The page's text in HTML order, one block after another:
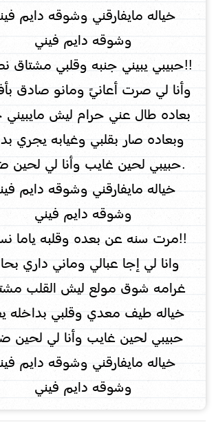
خياله مايفارقني وشوقه دايم
وشوقه دايم فيني
!!حبيبي يبيني جنبه وقلبي مشتاق
وأنا لي صرت أعانيً ومانو صادق
بعاده طال عني حرام ليش مايبيني
وبعاده صار بقلبي وغيابه يجري
.حبيبي لحين غايب وأنا لي لحين
خياله مايفارقني وشوقه دايم
وشوقه دايم فيني
!!مرت سنه عن بعده وقلبه ياما
وانا لي إجا عبالي وماني داري
غرامه شوق مولع ليش القلب
خياله طيف معدي وقلبي بداخله
حبيبي لحين غايب وأنا لي لحين
خياله مايفارقني وشوقه دايم
وشوقه دايم فيني